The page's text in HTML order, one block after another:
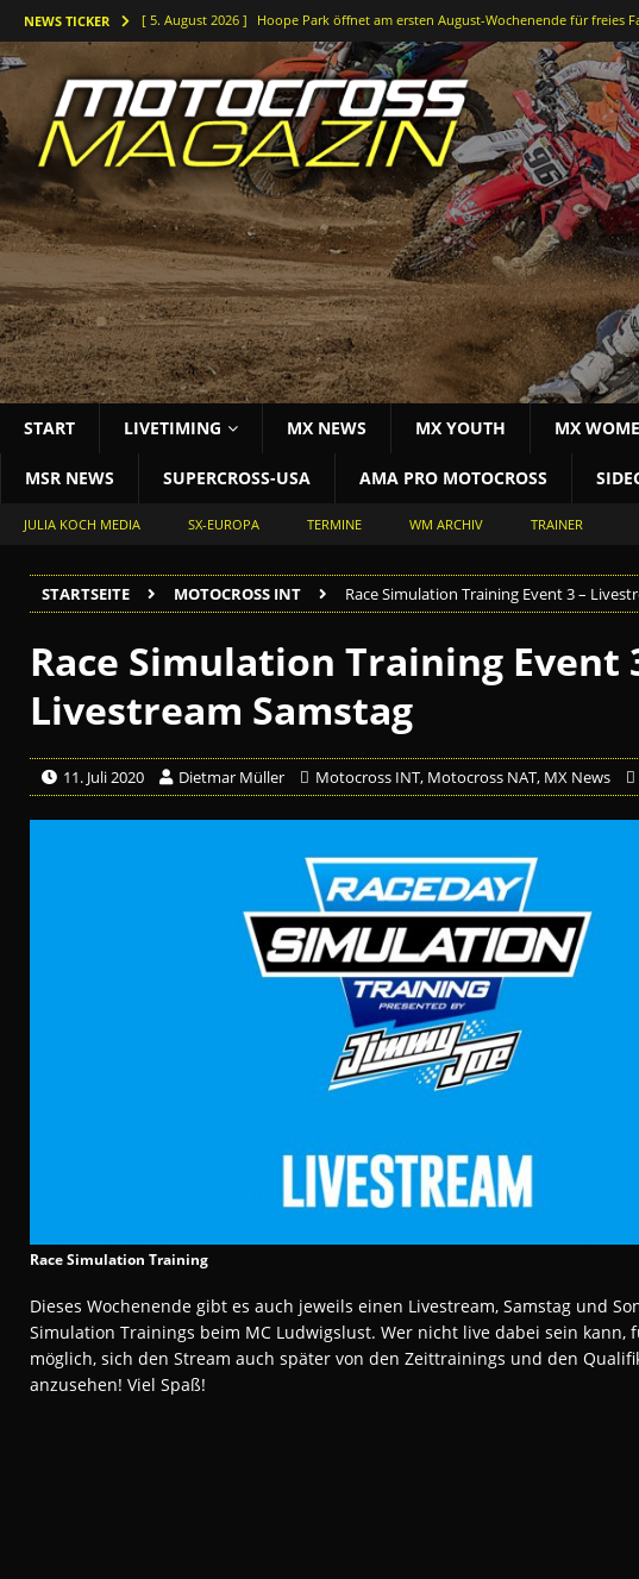
NEWS TICKER [ 5. August 2026 ] Hoope Park öffnet am ersten August-Wochenende für freies
[ 5. August 2026 ] Der Waldkurs ruft – Johannes-Bikes Suzuki bei der DMX
[ 4. August 2026 ] Holeshots und Platz zwei beim vorletzten DM-Lauf in
[ 3. August 2026 ] Starke Antwort im tiefen Sand: Simon Längenfelder stürmt
[ 3. August 2026 ] Bielstein rockt die Deutsche Motocross-Meisterschaft
START LIVETIMING MX NEWS MX YOUTH MX
MSR NEWS SUPERCROSS-USA AMA PRO MOTOCROSS
JULIA KOCH MEDIA SX-EUROPA TERMINE WM ARCHIV TRAINER
STARTSEITE MOTOCROSS INT Race Simulation Training Event 3 –
Race Simulation Training Event
Livestream Samstag
11. Juli 2020 Dietmar Müller Motocross INT, Motocross NAT, MX News
Race Simulation Training
Dieses Wochenende gibt es auch jeweils einen Livestream, Samstag und
Simulation Trainings beim MC Ludwigslust. Wer nicht live dabei sein kann,
möglich, sich den Stream auch später von den Zeittrainings und den
anzusehen! Viel Spaß!